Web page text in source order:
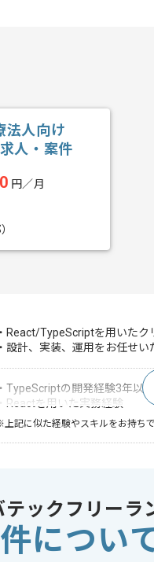
法人向け
人・案件
円／月
・React/TypeScriptを用いたク
・設計、実装、運用をお任せい
・TypeScriptの開発経験3年以上
・Reactを用いた実務経験
記に似た経験やスキルをお持ち
界
ECサイト
務内容
追加開発
当領域/システム
広告・デ
テックフリーラ
につい